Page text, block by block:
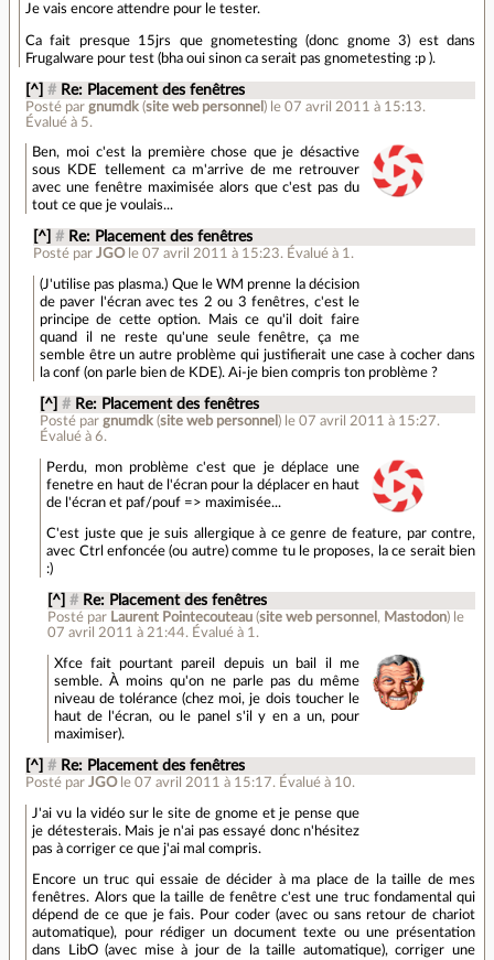
Je vais encore attendre pour le tester.
Ca fait presque 15jrs que gnometesting (donc gnome 3) est dans
Frugalware pour test (bha oui sinon ca serait pas gnometesting :p ).
[^] # Re: Placement des fenêtres
Posté pargnumdk (site web personnel ) le 07 avril 2011 à 15:13.
Évalué à 5.
Ben, moi c'est la première chose que je désactive
sous KDE tellement ca m'arrive de me retrouver
avec une fenêtre maximisée alors que c'est pas du
tout ce que je voulais...
[^] # Re: Placement des fenêtres
Posté par JGO le 07 avril 2011 à 15:23. Évalué à 1 .
(J'utilise pas plasma.) Que le WM prenne la décision
de paver l'écran avec tes 2 ou 3 fenêtres, c'est le
principe de cette option. Mais ce qu'il doit faire
quand il ne reste qu'une seule fenêtre, ça me
semble être un autre problème qui justifierait une case à cocher dans
la conf (on parle bien de KDE). Ai-je bien compris ton problème ?
[^] # Re: Placement des fenêtres
Posté pargnumdk (site web personnel ) le 07 avril 2011 à 15:27.
Évalué à6.
Perdu, mon problème c'est que je déplace une
fenetre en haut de l'écran pour la déplacer en haut
de l'écran et paf/pouf => maximisée...
C'est juste que je suis allergique à ce genre de feature, par contre,
avec Ctrl enfoncée (ou autre) comme tu le proposes, la ce serait bien
:)
[^] # Re: Placement des fenêtres
Posté par Laurent Pointecouteau(site web personnel , Mastodon) le
07 avril 2011 à 21:44. Évalué à 1 .
Xfce fait pourtant pareil depuis un bail il me
semble. À moins qu'on ne parle pas du même
niveau de tolérance (chez moi, je dois toucher le
haut de l'écran, ou le panel s'il y en a un, pour
maximiser).
[^] # Re: Placement des fenêtres
Posté parJGO le 07 avril 2011 à 15:17. Évalué à 10.
J'ai vu la vidéo sur le site de gnome et je pense que
je détesterais. Mais je n'ai pas essayé donc n'hésitez
pas à corriger ce que j'ai mal compris.
Encore un truc qui essaie de décider à ma place de la taille de mes
fenêtres. Alors que la taille de fenêtre c'est une truc fondamental qui
dépend de ce que je fais. Pour coder (avec ou sans retour de chariot
automatique), pour rédiger un document texte ou une présentation
dans LibO (avec mise à jour de la taille automatique), corriger une